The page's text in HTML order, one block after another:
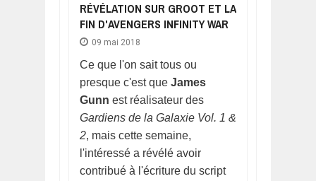
RÉVÉLATION SUR GROOT ET LA
FIN D'AVENGERS INFINITY WAR
09 mai 2018
Ce que l'on sait tous ou
presque c'est que James
Gunn est réalisateur des
Gardiens de la Galaxie Vol. 1 &
2, mais cette semaine,
l'intéressé a révélé avoir
contribué à l'écriture du script